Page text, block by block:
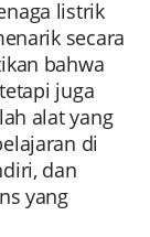
listrik
secara
bahwa
juga
alat yang
di
dan
yang